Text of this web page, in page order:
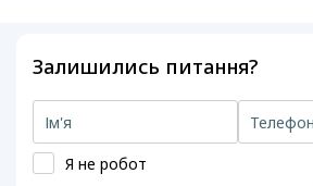
Залишились питання?
Я не робот